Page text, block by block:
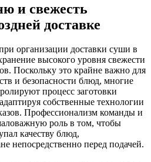
и свежесть
доставке
организации доставки суши в
высокого уровня свежести
Поскольку это крайне важно для
и безопасности блюд, многие
процесс заготовки
собственные технологии
Профессионализм команды и
роль в том, чтобы
качеству блюд,
непосредственно перед подачей.